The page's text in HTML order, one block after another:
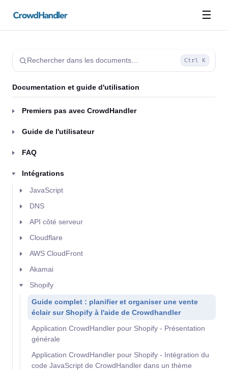
☰
Rechercher dans les documents… Ctrl K
Documentation et guide d'utilisation
Premiers pas avec CrowdHandler
Guide de l'utilisateur
FAQ
Intégrations
JavaScript
DNS
API côté serveur
Cloudflare
AWS CloudFront
Akamai
Shopify
Guide complet : planifier et organiser une vente
éclair sur Shopify à l'aide de Crowdhandler
Application CrowdHandler pour Shopify - Présentation
générale
Application CrowdHandler pour Shopify - Intégration du
code JavaScript de CrowdHandler dans un thème